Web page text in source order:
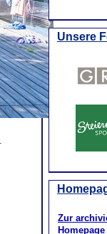
Unsere
Zur
Homepage